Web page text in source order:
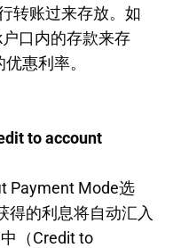
转账过来存放。如
口内的存款来存
惠利率。
to account
Payment Mode选
得的利息将自动汇入
（Credit to